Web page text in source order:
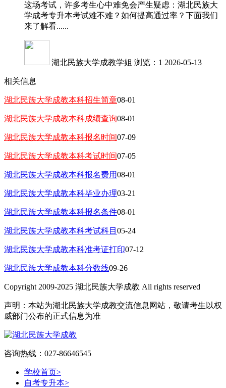
这场考试，许多考生心中难免会产生疑虑：湖北民族大
学成考专升本考试难不难？如何提高通过率？下面我们
来了解看......
湖北民族大学成教学姐 浏览：1 2026-05-13
相关信息
湖北民族大学成教本科招生简章08-01
湖北民族大学成教本科成绩查询08-01
湖北民族大学成教本科报名时间07-09
湖北民族大学成教本科考试时间07-05
湖北民族大学成教本科报名费用08-01
湖北民族大学成教本科毕业办理03-21
湖北民族大学成教本科报名条件08-01
湖北民族大学成教本科考试科目 05-24
湖北民族大学成教本科准考证打印07-12
湖北民族大学成教本科分数线09-26
Copyright 2009-2025 湖北民族大学成教 All rights reserved
声明：本站为湖北民族大学成教交流信息网站，敬请考生以权
威部门公布的正式信息为准
咨询热线：027-86646545
学校首页>
自考专升本>